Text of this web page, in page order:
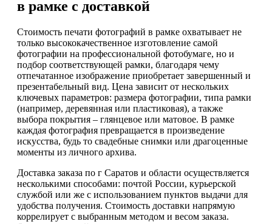
в рамке с доставкой
Стоимость печати фотографий в рамке охватывает не
только высококачественное изготовление самой
фотографии на профессиональной фотобумаге, но и
подбор соответствующей рамки, благодаря чему
отпечатанное изображение приобретает завершенный и
презентабельный вид. Цена зависит от нескольких
ключевых параметров: размера фотографии, типа рамки
(например, деревянная или пластиковая), а также
выбора покрытия – глянцевое или матовое. В рамке
каждая фотография превращается в произведение
искусства, будь то свадебные снимки или драгоценные
моменты из личного архива.
Доставка заказа по г Саратов и области осуществляется
несколькими способами: почтой России, курьерской
службой или же с использованием пунктов выдачи для
удобства получения. Стоимость доставки напрямую
коррелирует с выбранным методом и весом заказа.